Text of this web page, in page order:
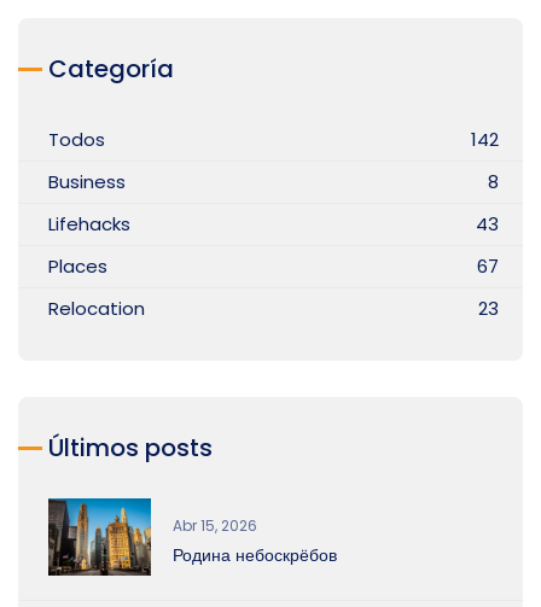
Categoría
Todos
142
Business
8
Lifehacks
43
Places
67
Relocation
23
Últimos posts
Abr 15, 2026
Родина небоскрёбов